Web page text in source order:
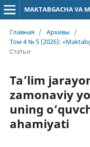
MAKTABGACHA VA
Главная / Архивы
/
Том 4 № 5 (2026):
Статьи
Ta’lim
zamonaviy
uning
ahamiyati